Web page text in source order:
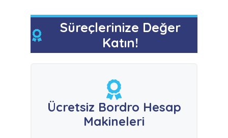
Süreçlerinize Değer
Katın!
Ücretsiz Bordro Hesap
Makineleri